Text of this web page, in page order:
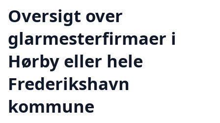
Oversigt over
glarmesterfirmaer i
Hørby eller hele
Frederikshavn
kommune